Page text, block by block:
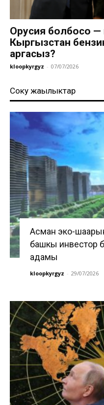
Орусия болбосо —
Кыргызстан
аргасыз?
kloopkyrgyz - 07/07/2026
Соңку жаңылыктар
Асман эко-
башкы инвестор
адамы
kloopkyrgyz - 29/07/2026